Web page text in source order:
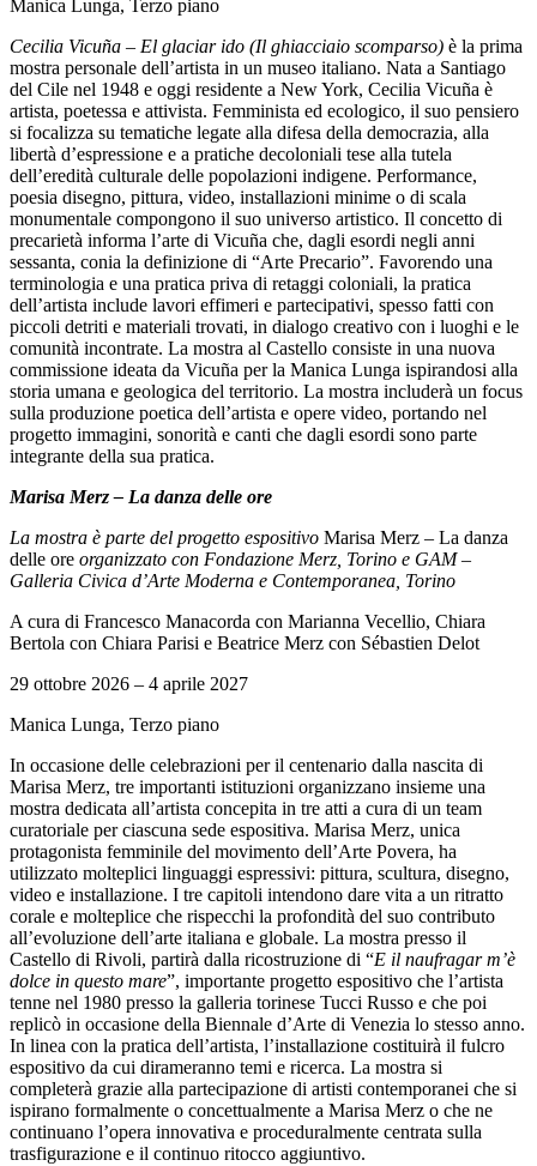
Organizza
tuo
evento
Amministrazione
trasparente
Whistleblowing
Sostieni
il
museo
Manica Lunga, Terzo piano
Cecilia Vicuña – El glaciar ido (Il ghiacciaio scomparso) è la prima
mostra personale dell’artista in un museo italiano. Nata a Santiago
del Cile nel 1948 e oggi residente a New York, Cecilia Vicuña è
artista, poetessa e attivista. Femminista ed ecologico, il suo pensiero
si focalizza su tematiche legate alla difesa della democrazia, alla
libertà d’espressione e a pratiche decoloniali tese alla tutela
dell’eredità culturale delle popolazioni indigene. Performance,
poesia disegno, pittura, video, installazioni minime o di scala
monumentale compongono il suo universo artistico. Il concetto di
precarietà informa l’arte di Vicuña che, dagli esordi negli anni
sessanta, conia la definizione di “Arte Precario”. Favorendo una
terminologia e una pratica priva di retaggi coloniali, la pratica
dell’artista include lavori effimeri e partecipativi, spesso fatti con
piccoli detriti e materiali trovati, in dialogo creativo con i luoghi e le
comunità incontrate. La mostra al Castello consiste in una nuova
commissione ideata da Vicuña per la Manica Lunga ispirandosi alla
storia umana e geologica del territorio. La mostra includerà un focus
sulla produzione poetica dell’artista e opere video, portando nel
progetto immagini, sonorità e canti che dagli esordi sono parte
integrante della sua pratica.
Marisa Merz – La danza delle ore
La mostra è parte del progetto espositivo Marisa Merz – La danza
delle ore organizzato con Fondazione Merz, Torino e GAM –
Galleria Civica d’Arte Moderna e Contemporanea, Torino
A cura di Francesco Manacorda con Marianna Vecellio, Chiara
Bertola con Chiara Parisi e Beatrice Merz con Sébastien Delot
29 ottobre 2026 – 4 aprile 2027
Manica Lunga, Terzo piano
In occasione delle celebrazioni per il centenario dalla nascita di
Marisa Merz, tre importanti istituzioni organizzano insieme una
mostra dedicata all’artista concepita in tre atti a cura di un team
curatoriale per ciascuna sede espositiva. Marisa Merz, unica
protagonista femminile del movimento dell’Arte Povera, ha
utilizzato molteplici linguaggi espressivi: pittura, scultura, disegno,
video e installazione. I tre capitoli intendono dare vita a un ritratto
corale e molteplice che rispecchi la profondità del suo contributo
all’evoluzione dell’arte italiana e globale. La mostra presso il
Castello di Rivoli, partirà dalla ricostruzione di “E il naufragar m’è
dolce in questo mare”, importante progetto espositivo che l’artista
tenne nel 1980 presso la galleria torinese Tucci Russo e che poi
replicò in occasione della Biennale d’Arte di Venezia lo stesso anno.
In linea con la pratica dell’artista, l’installazione costituirà il fulcro
espositivo da cui dirameranno temi e ricerca. La mostra si
completerà grazie alla partecipazione di artisti contemporanei che si
ispirano formalmente o concettualmente a Marisa Merz o che ne
continuano l’opera innovativa e proceduralmente centrata sulla
trasfigurazione e il continuo ritocco aggiuntivo.